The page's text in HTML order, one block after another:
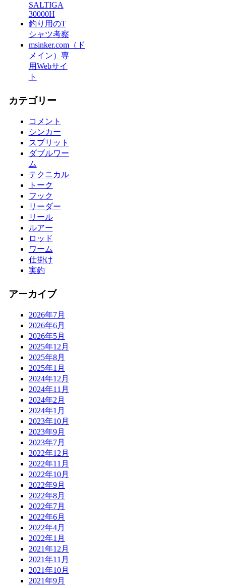
SALTIGA
30000H
釣り用のT
シャツ考察
msinker.com（ド
メイン）専
用Webサイ
ト
カテゴリー
コメント
シンカー
スプリット
ダブルワー
ム
テクニカル
トーク
フック
リーダー
リール
ルアー
ロッド
ワーム
仕掛け
実釣
アーカイブ
2026年7月
2026年6月
2026年5月
2025年12月
2025年8月
2025年1月
2024年12月
2024年11月
2024年2月
2024年1月
2023年10月
2023年9月
2023年7月
2022年12月
2022年11月
2022年10月
2022年9月
2022年8月
2022年7月
2022年6月
2022年4月
2022年1月
2021年12月
2021年11月
2021年10月
2021年9月